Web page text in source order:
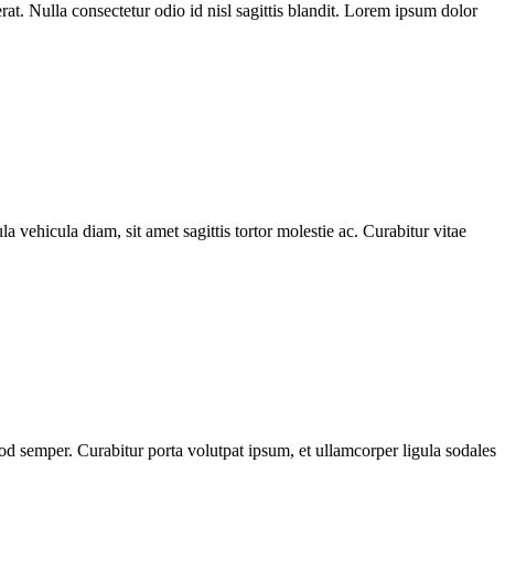
Nulla consectetur odio id nisl sagittis blandit. Lorem ipsum dolor
vehicula diam, sit amet sagittis tortor molestie ac. Curabitur vitae
semper. Curabitur porta volutpat ipsum, et ullamcorper ligula sodales